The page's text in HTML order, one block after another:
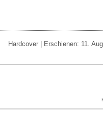
Hardcover | Erschienen: 11.